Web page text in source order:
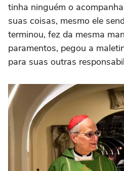
tinha ninguém o
suas coisas, mesmo ele
terminou, fez da mesma
paramentos, pegou a
para suas outras